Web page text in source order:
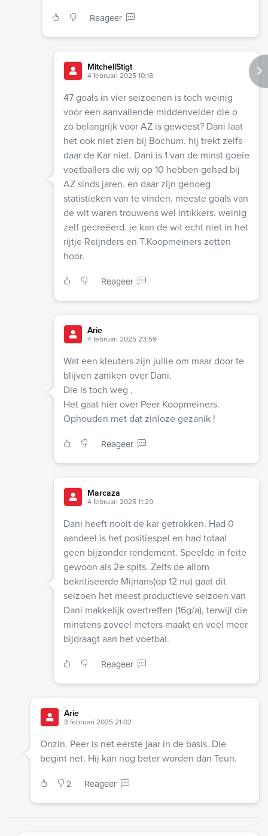
Reageer
MitchellStigt
4 februari 2025 10:18
47 goals in vier seizoenen is toch weinig
voor een aanvallende middenvelder die o
zo belangrijk voor AZ is geweest? Dani laat
het ook niet zien bij Bochum. hij trekt zelfs
daar de Kar niet. Dani is 1 van de minst goeie
voetballers die wij op 10 hebben gehad bij
AZ sinds jaren. en daar zijn genoeg
statistieken van te vinden. meeste goals van
de wit waren trouwens wel intikkers. weinig
zelf gecreëerd. je kan de wit echt niet in het
rijtje Reijnders en T.Koopmeiners zetten
hoor.
Reageer
Arie
4 februari 2025 23:59
Wat een kleuters zijn jullie om maar door te
blijven zaniken over Dani.
Die is toch weg ,
Het gaat hier over Peer Koopmeiners.
Ophouden met dat zinloze gezanik !
Reageer
Marcaza
4 februari 2025 11:29
Dani heeft nooit de kar getrokken. Had 0
aandeel is het positiespel en had totaal
geen bijzonder rendement. Speelde in feite
gewoon als 2e spits. Zelfs de allom
bekritiseerde Mijnans(op 12 nu) gaat dit
seizoen het meest productieve seizoen van
Dani makkelijk overtreffen (16g/a), terwijl die
minstens zoveel meters maakt en veel meer
bijdraagt aan het voetbal.
Reageer
Arie
3 februari 2025 21:02
Onzin. Peer is net eerste jaar in de basis. Die
begint net. Hij kan nog beter worden dan Teun.
2 Reageer